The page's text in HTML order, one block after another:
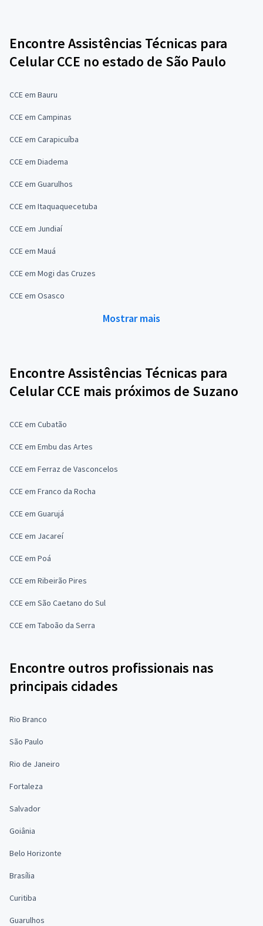
Encontre Assistências Técnicas para
Celular CCE no estado de São Paulo
CCE em Bauru
CCE em Campinas
CCE em Carapicuíba
CCE em Diadema
CCE em Guarulhos
CCE em Itaquaquecetuba
CCE em Jundiaí
CCE em Mauá
CCE em Mogi das Cruzes
CCE em Osasco
Mostrar mais
Encontre Assistências Técnicas para
Celular CCE mais próximos de Suzano
CCE em Cubatão
CCE em Embu das Artes
CCE em Ferraz de Vasconcelos
CCE em Franco da Rocha
CCE em Guarujá
CCE em Jacareí
CCE em Poá
CCE em Ribeirão Pires
CCE em São Caetano do Sul
CCE em Taboão da Serra
Encontre outros profissionais nas
principais cidades
Rio Branco
São Paulo
Rio de Janeiro
Fortaleza
Salvador
Goiânia
Belo Horizonte
Brasília
Curitiba
Guarulhos